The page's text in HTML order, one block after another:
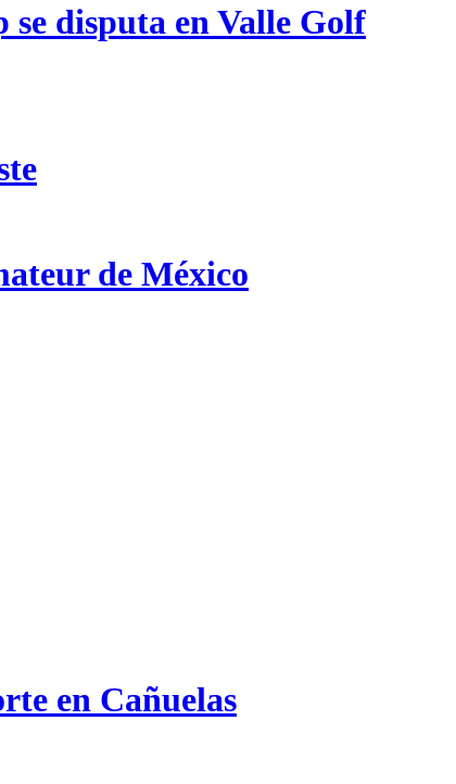
disputa en Valle Golf
de México
en Cañuelas